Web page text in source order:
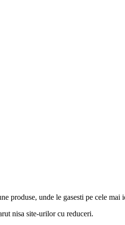
unde le gasesti pe cele
nisa site-urilor cu reduceri.